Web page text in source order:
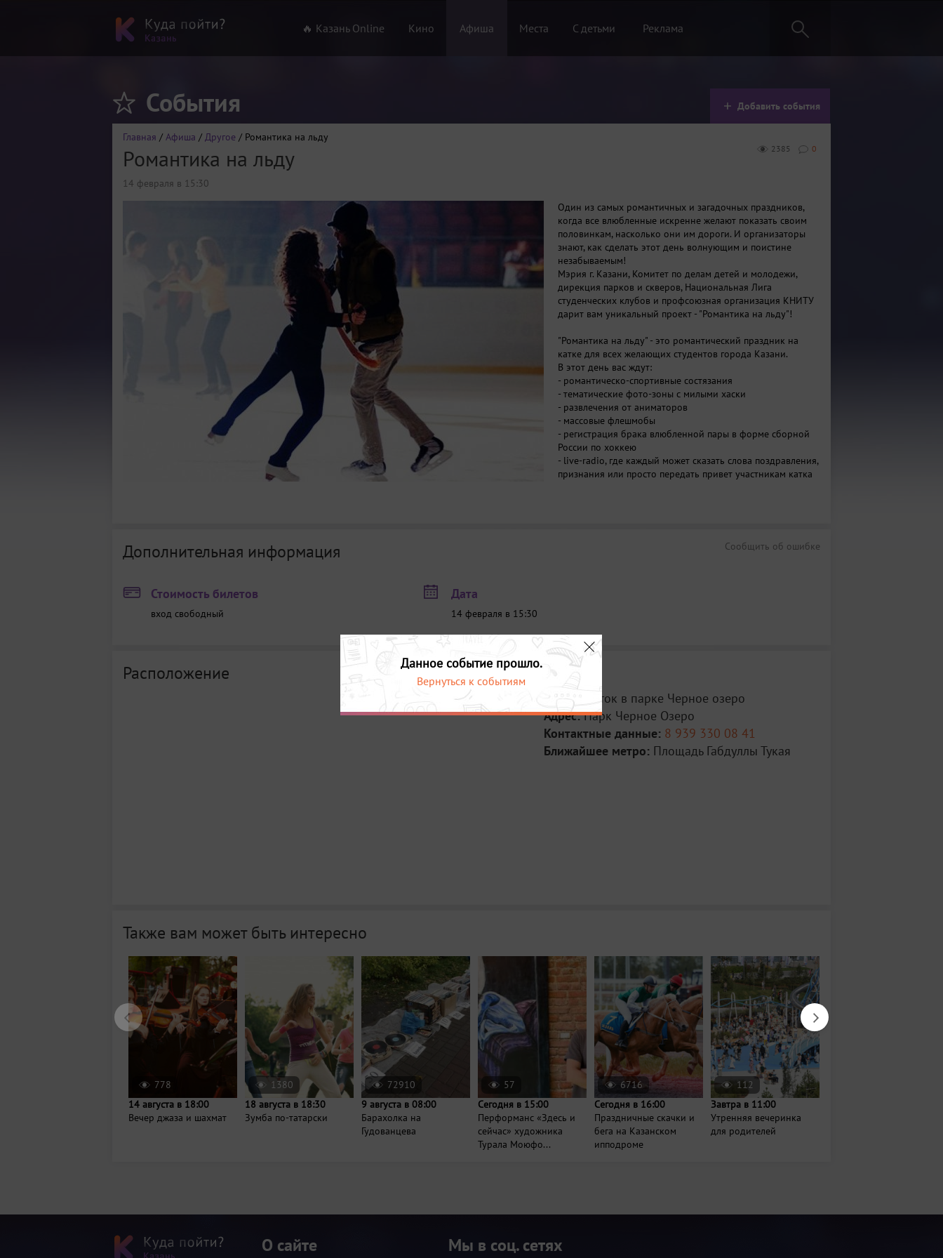
🔥 Казань Online Кино Афиша Места С детьми Реклама
События Добавить события
Главная / Афиша / Другое / Романтика на льду
0
2385
Романтика на льду
14 февраля в 15:30
Один из самых романтичных и загадочных праздников,
когда все влюбленные искренне желают показать своим
половинкам, насколько они им дороги. И организаторы
знают, как сделать этот день волнующим и поистине
незабываемым!
Мэрия г. Казани, Комитет по делам детей и молодежи,
дирекция парков и скверов, Национальная Лига
студенческих клубов и профсоюзная организация КНИТУ
дарит вам уникальный проект - "Романтика на льду"!
"Романтика на льду" - это романтический праздник на
катке для всех желающих студентов города Казани.
В этот день вас ждут:
- романтическо-спортивные состязания
- тематические фото-зоны с милыми хаски
- развлечения от аниматоров
- массовые флешмобы
- регистрация брака влюбленной пары в форме сборной
России по хоккею
- live-radio, где каждый может сказать слова поздравления,
признания или просто передать привет участникам катка
"Романтика на льду" - крутой праздник для каждого из вас!
Если у тебя еще нет дамы или кавалера твоего сердца, то
Сообщить об ошибке
Дополнительная информация
Стоимость билетов
вход свободный
Дата
14 февраля в 15:30
Расположение
Место:
Каток в парке Черное озеро
Адрес:Парк Черное Озеро
Контактные данные: 8 939 330 08 41
Ближайшее метро: Площадь Габдуллы Тукая
Также вам может быть интересно
778
14 августа в 18:00
Вечер джаза и шахмат
1380
18 августа в 18:30
Зумба по-татарски
72910
9 августа в 08:00
Барахолка на
Гудованцева
57
Сегодня в 15:00
Перформанс «Здесь и
сейчас» художника
Турала Моюфо...
6716
Сегодня в 16:00
Праздничные скачки и
бега на Казанском
ипподроме
112
Завтра в 11:00
Утренняя вечеринка
для родителей
Данное событие прошло.
Вернуться к событиям
О сайте Мы в соц. сетях